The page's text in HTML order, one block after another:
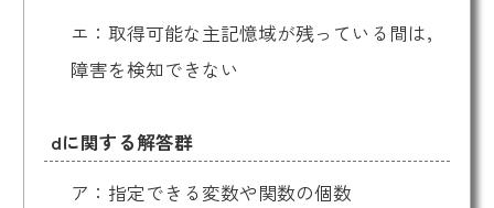
エ：取得可能な主記憶域が残っている間は，
障害を検知できない
dに関する解答群
ア：指定できる変数や関数の個数